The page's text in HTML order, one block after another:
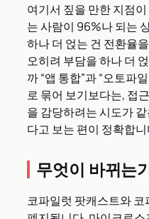
여기서 짚을 만한 지점
는 사람이 96%나 되는
하나 더 얹는 건 전환율
오히려 부담을 하나 더
까 “앱 통합”과 “오토파
로 묶어 보기보다는, 접
을 감당하려는 시도가
다고 보는 편이 정확합
무엇이 바뀌는
코파일럿 팟캐스트와